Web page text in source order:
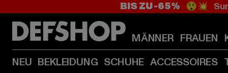
BIS ZU -65% 😲💥
MÄNNER FRAUEN
NEU BEKLEIDUNG SCHUHE ACCESSOIRES